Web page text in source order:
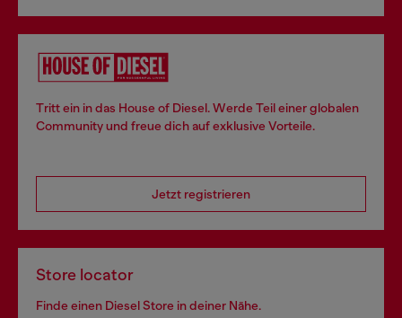
Tritt ein in das House of Diesel. Werde Teil einer globalen
Community und freue dich auf exklusive Vorteile.
Jetzt registrieren
Store locator
Finde einen Diesel Store in deiner Nähe.